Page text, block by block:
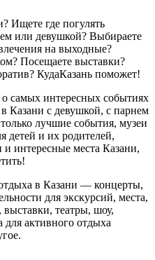
Ищете где погулять
или девушкой? Выбираете
на выходные?
Посещаете выставки?
КудаКазань поможет!
самых интересных событиях
Казани с девушкой, с парнем
лучшие события, музеи
детей и их родителей,
интересные места Казани,
в Казани — концерты,
для экскурсий, места,
театры, шоу,
активного отдыха